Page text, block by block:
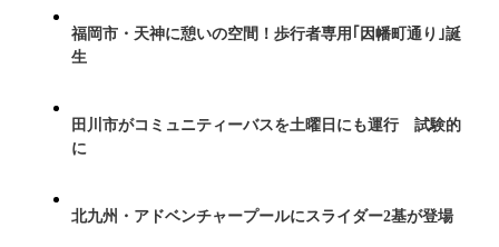
福岡市・天神に憩いの空間！歩行者専用｢因幡町通り｣誕
生
田川市がコミュニティーバスを土曜日にも運行 試験的
に
北九州・アドベンチャープールにスライダー2基が登場